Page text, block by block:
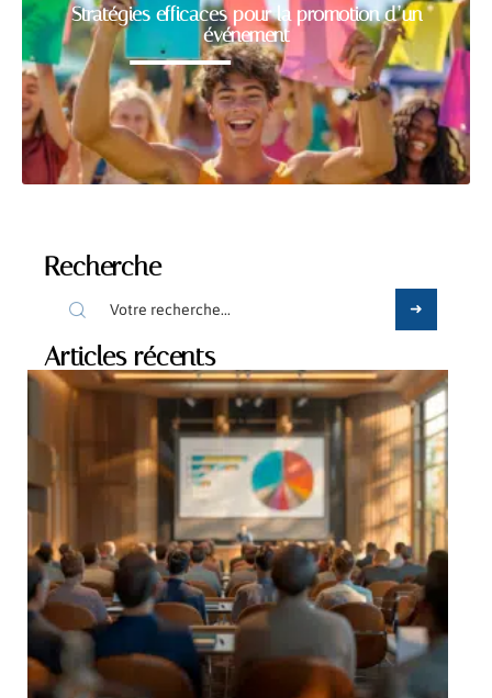
Stratégies efficaces pour la promotion d’un
événement
Recherche
Articles récents